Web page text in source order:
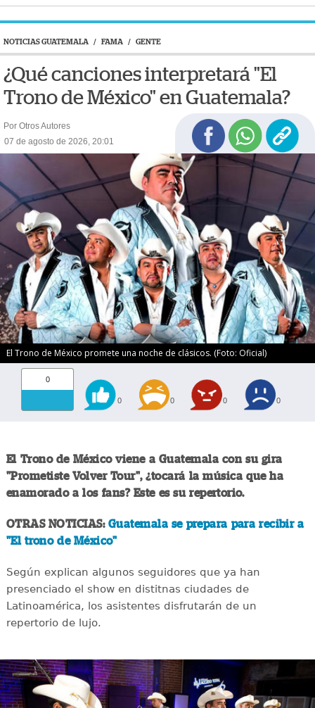
NOTICIAS GUATEMALA / FAMA / GENTE
¿Qué canciones interpretará "El
Trono de México" en Guatemala?
Por Otros Autores
07 de agosto de 2026, 20:01
El Trono de México promete una noche de clásicos. (Foto: Oficial)
0
0 0 0 0
El Trono de México viene a Guatemala con su gira
"Prometiste Volver Tour", ¿tocará la música que ha
enamorado a los fans? Este es su repertorio.
OTRAS NOTICIAS:Guatemala se prepara para recibir a
"El trono de México"
Según explican algunos seguidores que ya han
presenciado el show en distitnas ciudades de
Latinoamérica, los asistentes disfrutarán de un
repertorio de lujo.